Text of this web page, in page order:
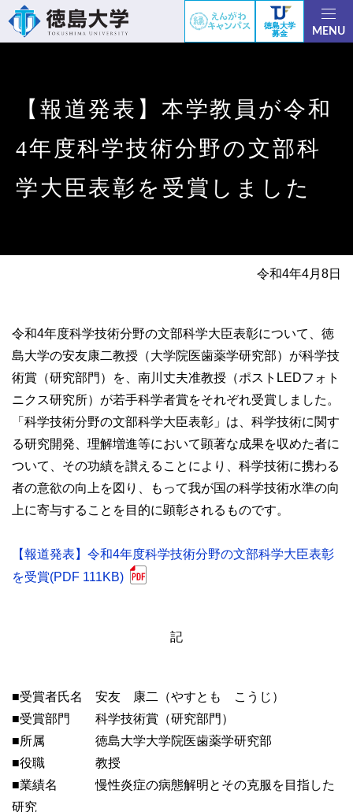
徳島大学
募金
MENU
【報道発表】本学教員が令和
4年度科学技術分野の文部科
学大臣表彰を受賞しました
令和4年4月8日
令和4年度科学技術分野の文部科学大臣表彰について、徳
島大学の安友康二教授（大学院医歯薬学研究部）が科学技
術賞（研究部門）を、南川丈夫准教授（ポストLEDフォト
ニクス研究所）が若手科学者賞をそれぞれ受賞しました。
「科学技術分野の文部科学大臣表彰」は、科学技術に関す
る研究開発、理解増進等において顕著な成果を収めた者に
ついて、その功績を讃えることにより、科学技術に携わる
者の意欲の向上を図り、もって我が国の科学技術水準の向
上に寄与することを目的に顕彰されるものです。
【報道発表】令和4年度科学技術分野の文部科学大臣表彰
を受賞(PDF 111KB)
記
■受賞者氏名 安友 康二（やすとも こうじ）
■受賞部門 科学技術賞（研究部門）
■所属 徳島大学大学院医歯薬学研究部
■役職 教授
■業績名 慢性炎症の病態解明とその克服を目指した
研究